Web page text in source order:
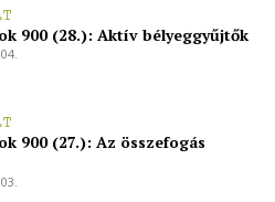
900 (28.): Aktív bélyeggyűjtők
900 (27.): Az összefogás